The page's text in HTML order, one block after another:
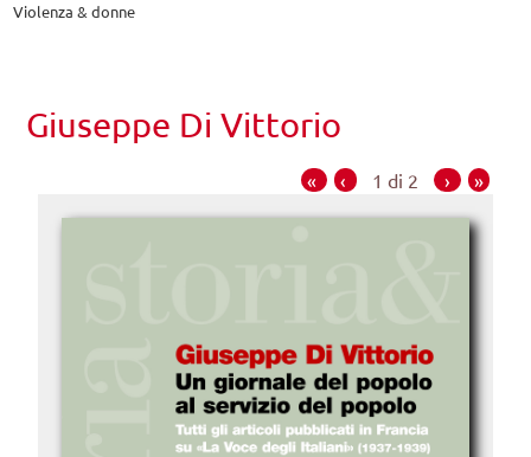
Violenza & donne
Giuseppe Di Vittorio
« ‹ 1 di 2 › »